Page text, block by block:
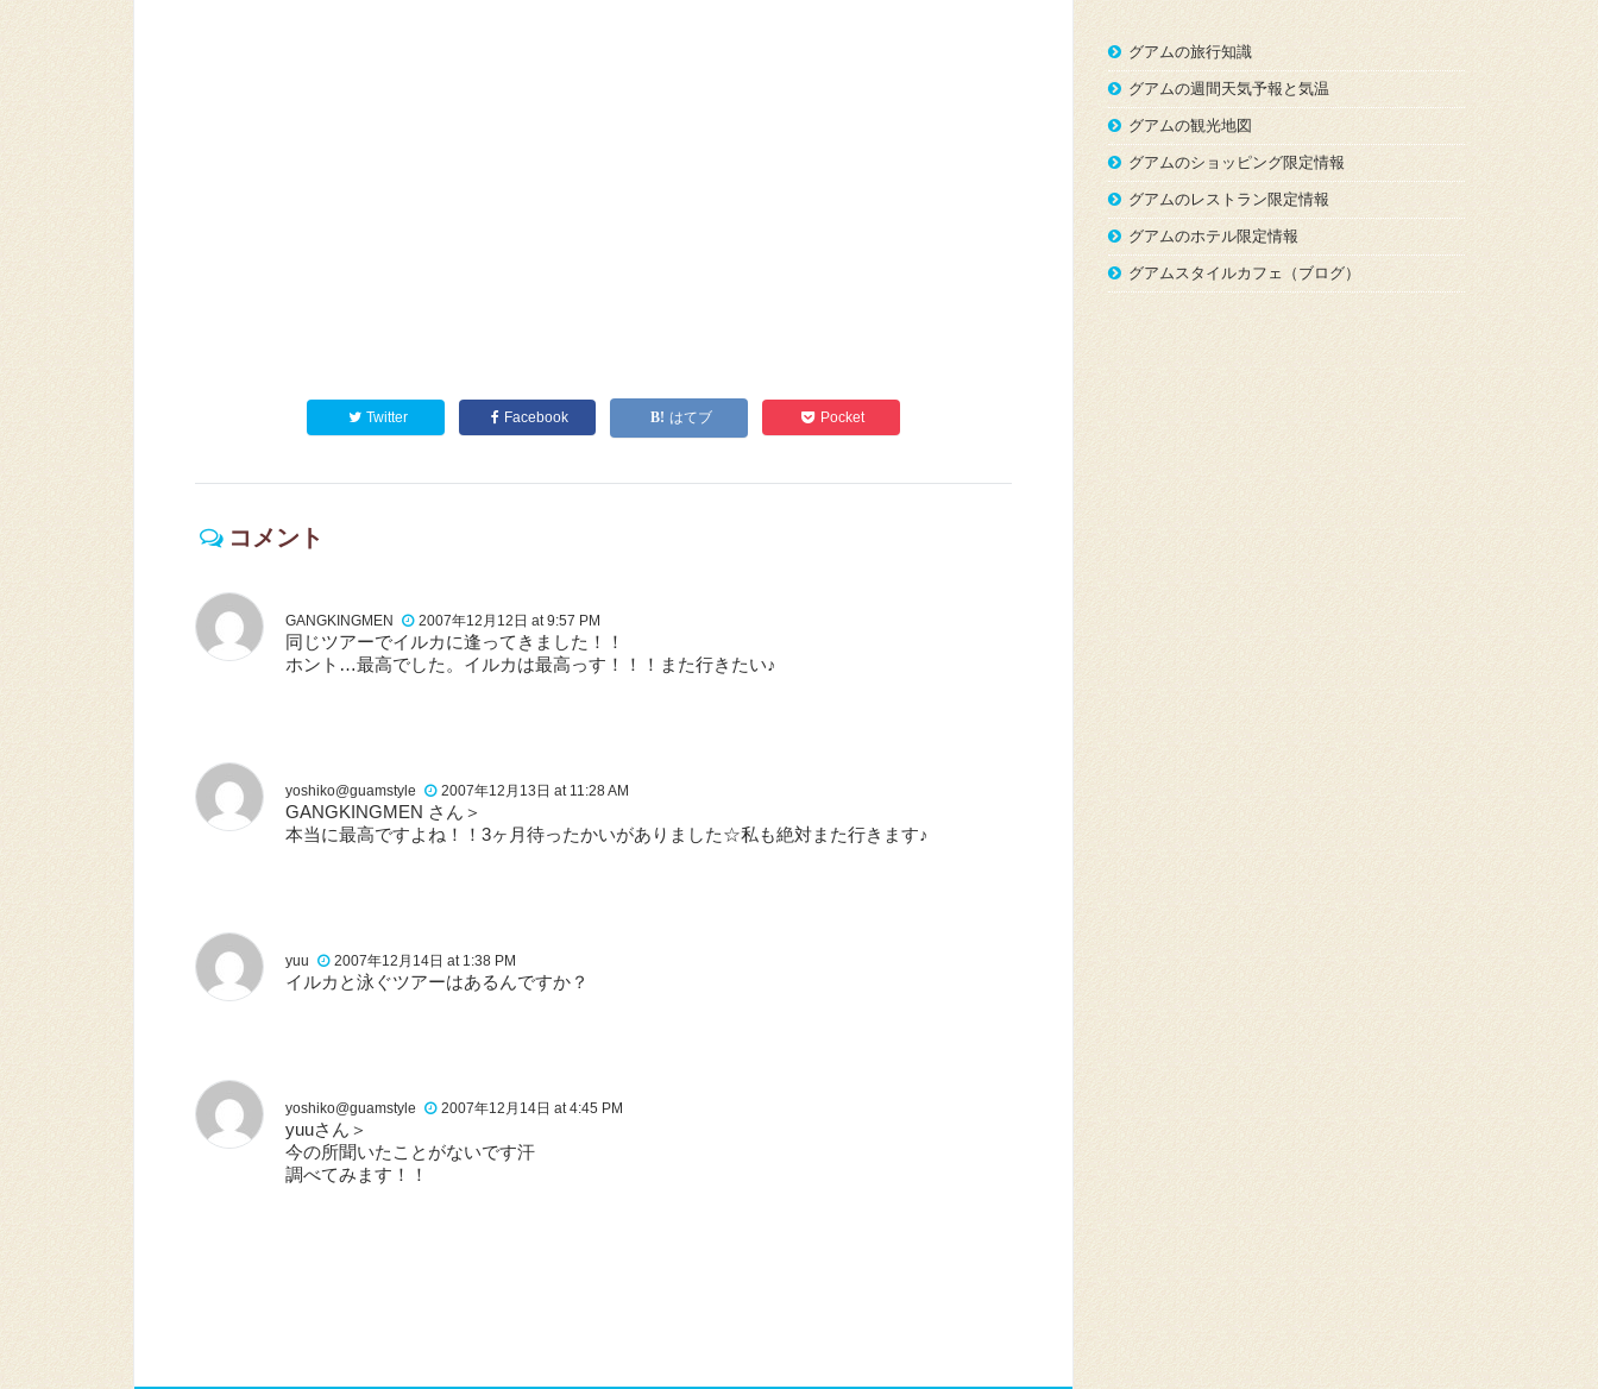
Twitter Facebook はてブ Pocket
コメント
GANGKINGMEN 2007年12月12日 at 9:57 PM
同じツアーでイルカに逢ってきました！！
ホント…最高でした。イルカは最高っす！！！また行きたい♪
yoshiko@guamstyle 2007年12月13日 at 11:28 AM
GANGKINGMEN さん＞
本当に最高ですよね！！3ヶ月待ったかいがありました☆私も絶対また行きます♪
yuu 2007年12月14日 at 1:38 PM
イルカと泳ぐツアーはあるんですか？
yoshiko@guamstyle 2007年12月14日 at 4:45 PM
yuuさん＞
今の所聞いたことがないです汗
調べてみます！！
グアムの旅行知識
グアムの週間天気予報と気温
グアムの観光地図
グアムのショッピング限定情報
グアムのレストラン限定情報
グアムのホテル限定情報
グアムスタイルカフェ（ブログ）